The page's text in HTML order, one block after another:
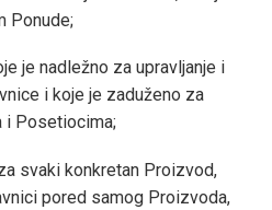
Ponude;
je nadležno za upravljanje i
i koje je zaduženo za
i Posetiocima;
svaki konkretan Proizvod,
pored samog Proizvoda,